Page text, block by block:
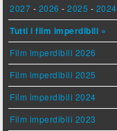
2027 - 2026 -2025 - 2024
Tutti i film imperdibili »
Film imperdibili 2026
Film imperdibili 2025
Film imperdibili 2024
Film imperdibili 2023